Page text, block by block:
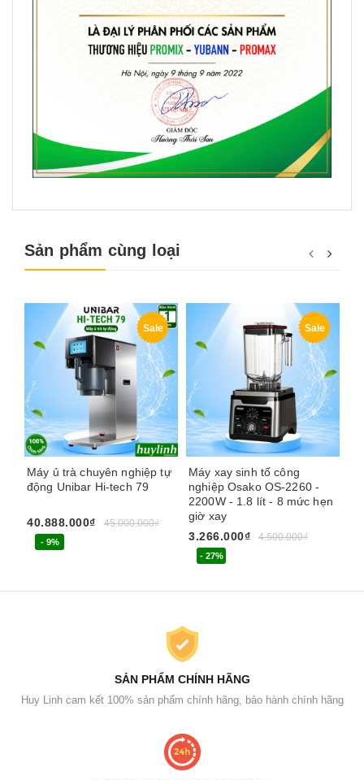
Sản phẩm cùng loại
Sale
Máy ủ trà chuyên nghiệp tự
động Unibar Hi-tech 79
40.888.000₫ 45.000.000₫
- 9%
Sale
Máy xay sinh tố công
nghiệp Osako OS-2260 -
2200W - 1.8 lít - 8 mức hẹn
giờ xay
3.266.000₫
4.500.000₫
- 27%
SẢN PHẨM CHÍNH HÃNG
Huy Linh cam kết 100% sản phẩm chính hãng, bảo hành chính hãng